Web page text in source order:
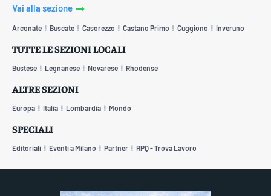
Vai alla sezione
Arconate Buscate Casorezzo Castano Primo Cuggiono Inveruno
TUTTE LE SEZIONI LOCALI
Bustese Legnanese Novarese Rhodense
ALTRE SEZIONI
Europa Italia Lombardia Mondo
SPECIALI
Editoriali Eventi a Milano Partner RPQ - Trova Lavoro